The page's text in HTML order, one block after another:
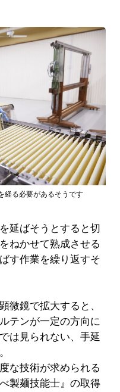
経る必要があるそうです
延ばそうとすると切
ねかせて熟成させる
す作業を繰り返すそ
微鏡で拡大すると、
テンが一定の方向に
は見られない、手延
な技術が求められる
製麺技能士』の取得